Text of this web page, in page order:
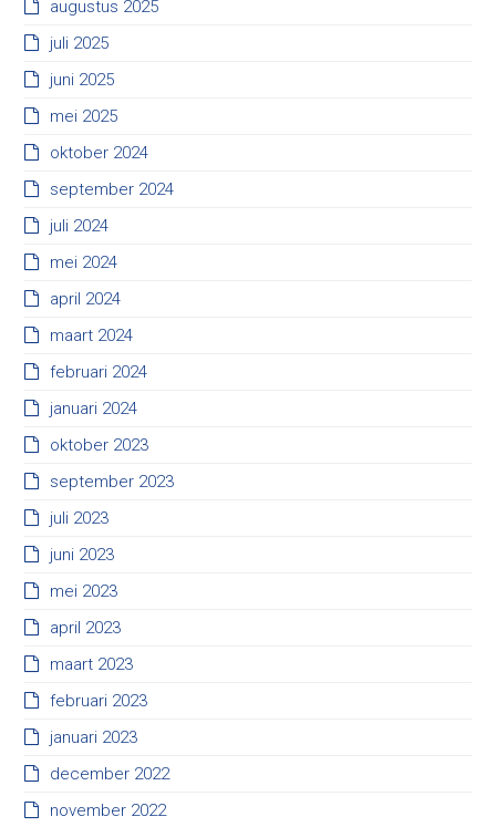
augustus 2025
juli 2025
juni 2025
mei 2025
oktober 2024
september 2024
juli 2024
mei 2024
april 2024
maart 2024
februari 2024
januari 2024
oktober 2023
september 2023
juli 2023
juni 2023
mei 2023
april 2023
maart 2023
februari 2023
januari 2023
december 2022
november 2022